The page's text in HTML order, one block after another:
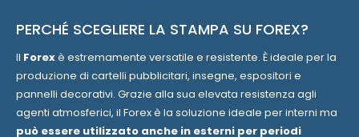
PERCHÉ SCEGLIERE LA STAMPA SU FOREX?
Il Forexè estremamente versatile e resistente. È ideale per la
produzione di cartelli pubblicitari, insegne, espositori e
pannelli decorativi. Grazie alla sua elevata resistenza agli
agenti atmosferici, il Forex è la soluzione ideale per interni ma
può essere utilizzato anche in esterni per periodi